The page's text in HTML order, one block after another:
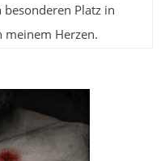
besonderen Platz in
meinem Herzen.